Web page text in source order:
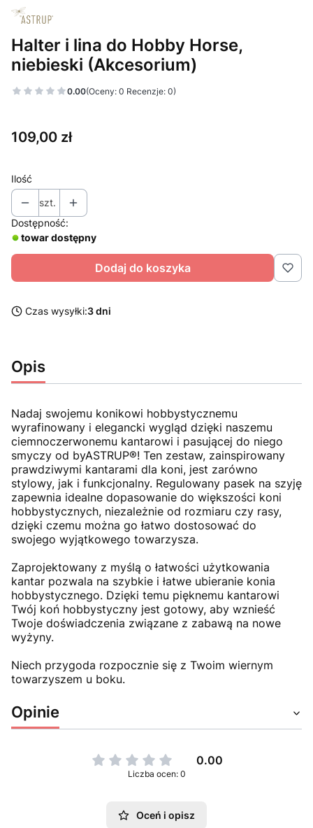
Halter i lina do Hobby Horse,
niebieski (Akcesorium)
0.00(Oceny: 0 Recenzje: 0)
Cena
109,00 zł
Ilość
szt.
Dostępność:
towar dostępny
Dodaj do koszyka
Czas wysyłki:3 dni
Opis
Nadaj swojemu konikowi hobbystycznemu
wyrafinowany i elegancki wygląd dzięki naszemu
ciemnoczerwonemu kantarowi i pasującej do niego
smyczy od byASTRUP®! Ten zestaw, zainspirowany
prawdziwymi kantarami dla koni, jest zarówno
stylowy, jak i funkcjonalny. Regulowany pasek na szyję
zapewnia idealne dopasowanie do większości koni
hobbystycznych, niezależnie od rozmiaru czy rasy,
dzięki czemu można go łatwo dostosować do
swojego wyjątkowego towarzysza.
Zaprojektowany z myślą o łatwości użytkowania
kantar pozwala na szybkie i łatwe ubieranie konia
hobbystycznego. Dzięki temu pięknemu kantarowi
Twój koń hobbystyczny jest gotowy, aby wznieść
Twoje doświadczenia związane z zabawą na nowe
wyżyny.
Niech przygoda rozpocznie się z Twoim wiernym
towarzyszem u boku.
Opinie
0.00
Liczba ocen: 0
Oceń i opisz